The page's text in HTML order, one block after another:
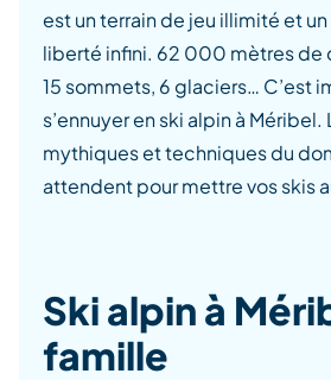
est un terrain de jeu illimité et
liberté infini. 62 000 mètres de
15 sommets, 6 glaciers… C’est
s’ennuyer en ski alpin à
mythiques et techniques du
attendent pour mettre vos skis
Ski alpin à
famille